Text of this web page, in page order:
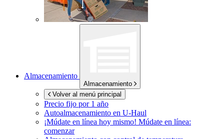
Almacenamiento
Almacenamiento
Volver al menú principal
Precio fijo por 1 año
Autoalmacenamiento en U-Haul
¡Múdate en línea hoy mismo! Múdate en línea:
comenzar